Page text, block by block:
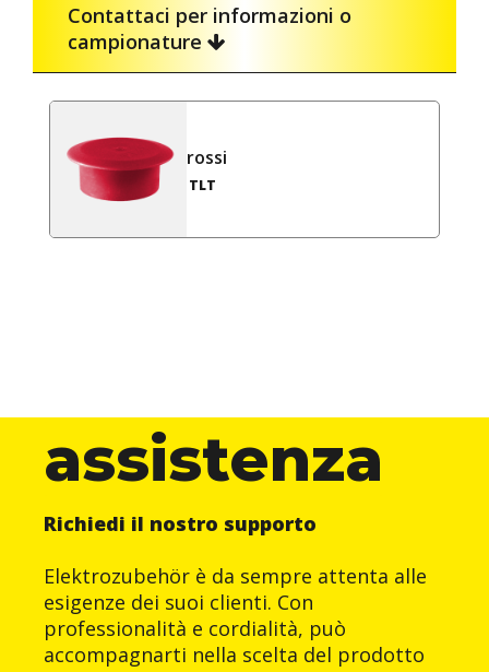
Contattaci per informazioni o
campionature
rossi
TLT
assistenza
Richiedi il nostro supporto
Elektrozubehör è da sempre attenta alle
esigenze dei suoi clienti. Con
professionalità e cordialità, può
accompagnarti nella scelta del prodotto